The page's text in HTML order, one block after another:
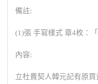
備註:
(1)張 手寫樣式 章4枚：
內容:
立杜賣契人韓元記有原